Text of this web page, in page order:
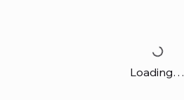
Loading…